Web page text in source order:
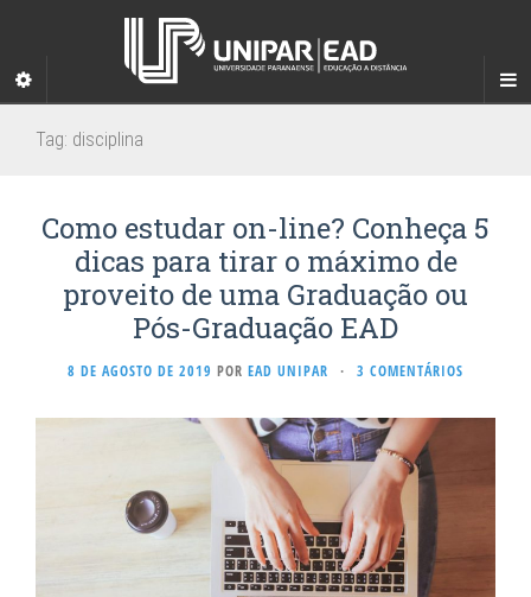
Tag: disciplina
Como estudar on-line? Conheça 5
dicas para tirar o máximo de
proveito de uma Graduação ou
Pós-Graduação EAD
8 DE AGOSTO DE 2019 POR EAD UNIPAR · 3 COMENTÁRIOS